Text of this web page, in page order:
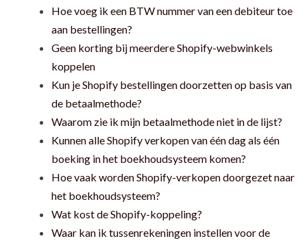
Hoe voeg ik een BTW nummer van een debiteur toe
aan bestellingen?
Geen korting bij meerdere Shopify-webwinkels
koppelen
Kun je Shopify bestellingen doorzetten op basis van
de betaalmethode?
Waarom zie ik mijn betaalmethode niet in de lijst?
Kunnen alle Shopify verkopen van één dag als één
boeking in het boekhoudsysteem komen?
Hoe vaak worden Shopify-verkopen doorgezet naar
het boekhoudsysteem?
Wat kost de Shopify-koppeling?
Waar kan ik tussenrekeningen instellen voor de